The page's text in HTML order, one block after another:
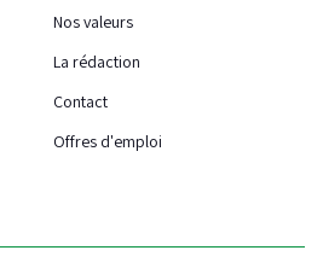
Nos valeurs
La rédaction
Contact
Offres d'emploi